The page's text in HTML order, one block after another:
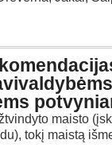
maisto
tokį maistą